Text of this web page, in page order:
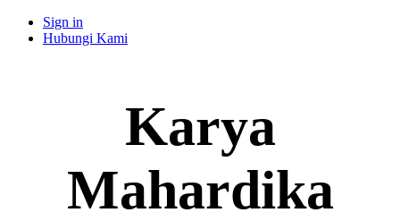
Sign in
Hubungi Kami
Karya
Mahardika